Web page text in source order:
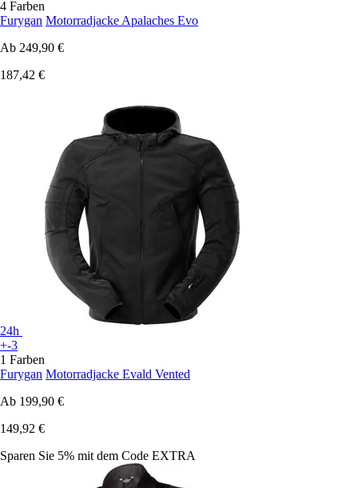
4 Farben
Furygan Motorradjacke Apalaches Evo
Ab 249,90 €
187,42 €
24h
+-3
1 Farben
Furygan Motorradjacke Evald Vented
Ab 199,90 €
149,92 €
Sparen Sie 5% mit dem Code EXTRA